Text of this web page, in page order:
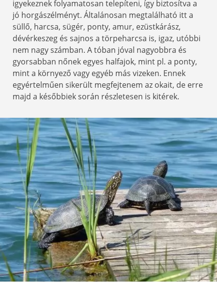
igyekeznek folyamatosan telepíteni, így biztosítva a
jó horgászélményt. Általánosan megtalálható itt a
süllő, harcsa, sügér, ponty, amur, ezüstkárász,
dévérkeszeg és sajnos a törpeharcsa is, igaz, utóbbi
nem nagy számban. A tóban jóval nagyobbra és
gyorsabban nőnek egyes halfajok, mint pl. a ponty,
mint a környező vagy egyéb más vizeken. Ennek
egyértelműen sikerült megfejtenem az okait, de erre
majd a későbbiek során részletesen is kitérek.